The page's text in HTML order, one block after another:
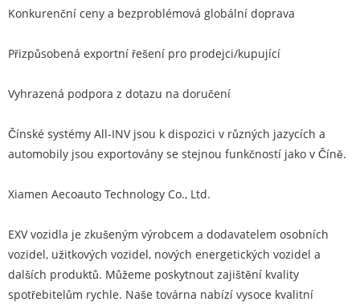
Konkurenční ceny a bezproblémová globální doprava
Přizpůsobená exportní řešení pro prodejci/kupující
Vyhrazená podpora z dotazu na doručení
Čínské systémy All-INV jsou k dispozici v různých jazycích a
automobily jsou exportovány se stejnou funkčností jako v Číně.
Xiamen Aecoauto Technology Co., Ltd.
EXV vozidla je zkušeným výrobcem a dodavatelem osobních
vozidel, užitkových vozidel, nových energetických vozidel a
dalších produktů. Můžeme poskytnout zajištění kvality
spotřebitelům rychle. Naše továrna nabízí vysoce kvalitní